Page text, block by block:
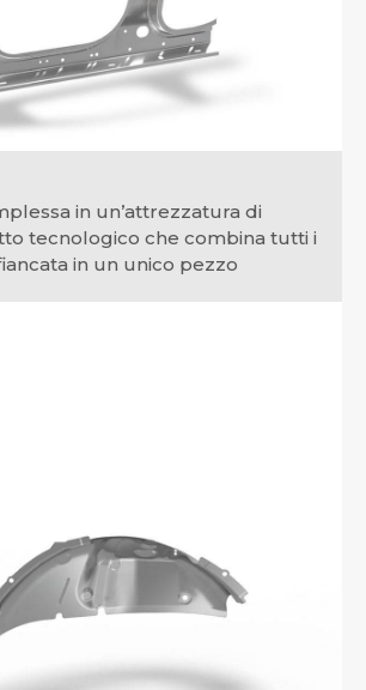
in un’attrezzatura di
tecnologico che combina tutti i
in un unico pezzo